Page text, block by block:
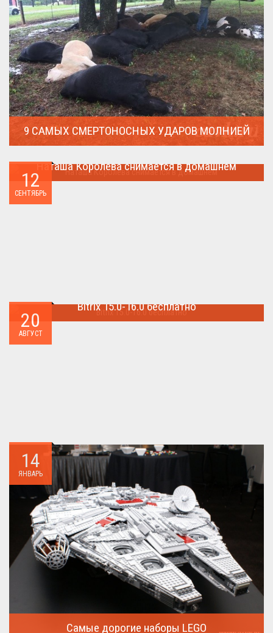
9 САМЫХ СМЕРТОНОСНЫХ УДАРОВ МОЛНИЕЙ
12
СЕНТЯБРЬ
Наташа Королева снимается в домашнем
20
АВГУСТ
Bitrix 15.0-16.0 бесплатно
14
ЯНВАРЬ
Самые дорогие наборы LEGO